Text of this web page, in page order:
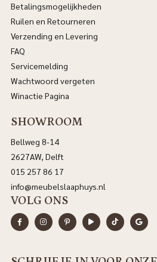
Betalingsmogelijkheden
Ruilen en Retourneren
Verzending en Levering
FAQ
Servicemelding
Wachtwoord vergeten
Winactie Pagina
SHOWROOM
Bellweg 8-14
2627AW, Delft
015 257 86 17
info@meubelslaaphuys.nl
VOLG ONS